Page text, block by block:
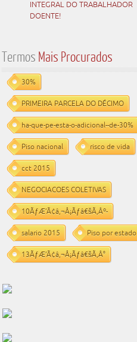
INTEGRAL DO TRABALHADOR
DOENTE!
Termos Mais Procurados
30%
PRIMEIRA PARCELA DO DÉCIMO
ha-que-pe-esta-o-adicional--de-30%
Piso nacional risco de vida
cct 2015
NEGOCIACOES COLETIVAS
10ÃƒÆ’Ã¢â‚¬Å¡Ãƒâ€šÃ‚Âº-
salario 2015 Piso por estado
13ÃƒÆ’Ã¢â‚¬Å¡Ãƒâ€šÃ‚Â°